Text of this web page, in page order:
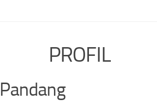
PROFIL